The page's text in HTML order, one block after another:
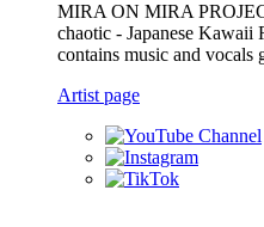
MIRA ON MIRA
chaotic - Japanese Kawaii
contains music and vocals
Artist page